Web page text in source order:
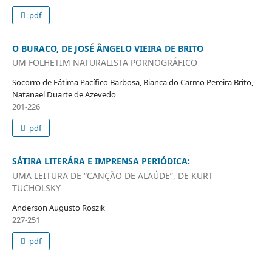
pdf
O BURACO, DE JOSÉ ÂNGELO VIEIRA DE BRITO
UM FOLHETIM NATURALISTA PORNOGRÁFICO
Socorro de Fátima Pacífico Barbosa, Bianca do Carmo Pereira Brito,
Natanael Duarte de Azevedo
201-226
pdf
SÁTIRA LITERÁRA E IMPRENSA PERIÓDICA:
UMA LEITURA DE “CANÇÃO DE ALAÚDE”, DE KURT
TUCHOLSKY
Anderson Augusto Roszik
227-251
pdf